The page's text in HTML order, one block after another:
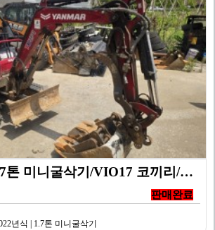
얀마/굴삭기/1.7톤 미니굴삭기/VIO17 코끼리/20…
판매완료
년식 | 1.7톤 미니굴삭기